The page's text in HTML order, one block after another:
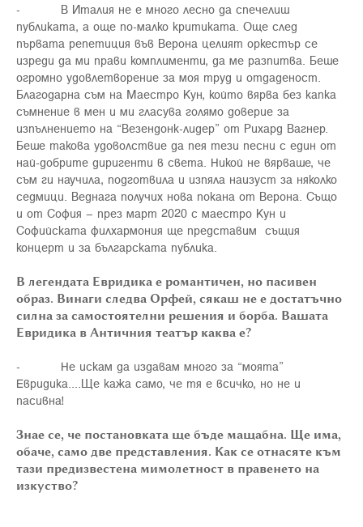
- В Италия не е много лесно да спечелиш
публиката, а още по-малко критиката. Още след
първата репетиция във Верона целият оркестър се
изреди да ми прави комплименти, да ме разпитва. Беше
огромно удовлетворение за моя труд и отдаденост.
Благодарна съм на Маестро Кун, който вярва без капка
съмнение в мен и ми гласува голямо доверие за
изпълнението на “Везендонк-лидер” от Рихард Вагнер.
Беше такова удоволствие да пея тези песни с един от
най-добрите диригенти в света. Никой не вярваше, че
съм ги научила, подготвила и изпяла наизуст за няколко
седмици. Веднага получих нова покана от Верона. Също
и от София – през март 2020 с маестро Кун и
Софийската филхармония ще представим същия
концерт и за българската публика.
В легендата Евридика е романтичен, но пасивен
образ. Винаги следва Орфей, сякаш не е достатъчно
силна за самостоятелни решения и борба. Вашата
Евридика в Античния театър каква е?
- Не искам да издавам много за “моята”
Евридика....Ще кажа само, че тя е всичко, но не и
пасивна!
Знае се, че постановката ще бъде мащабна. Ще има,
обаче, само две представления. Как се отнасяте към
тази предизвестена мимолетност в правенето на
изкуство?